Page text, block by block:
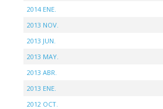
2014 ENE.
2013 NOV.
2013 JUN.
2013 MAY.
2013 ABR.
2013 ENE.
2012 OCT.